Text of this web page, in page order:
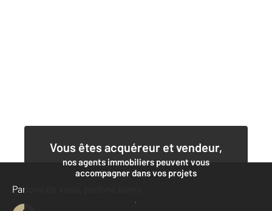
Vous êtes acquéreur et vendeur,
nos agents immobiliers peuvent vous
accompagner dans vos projets
Contacter l'agence
Parlons de vous, parlons biens